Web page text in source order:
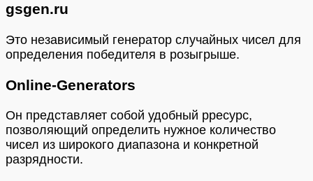
gsgen.ru
Это независимый генератор случайных чисел для
определения победителя в розыгрыше.
Online-Generators
Он представляет собой удобный рресурс,
позволяющий определить нужное количество
чисел из широкого диапазона и конкретной
разрядности.